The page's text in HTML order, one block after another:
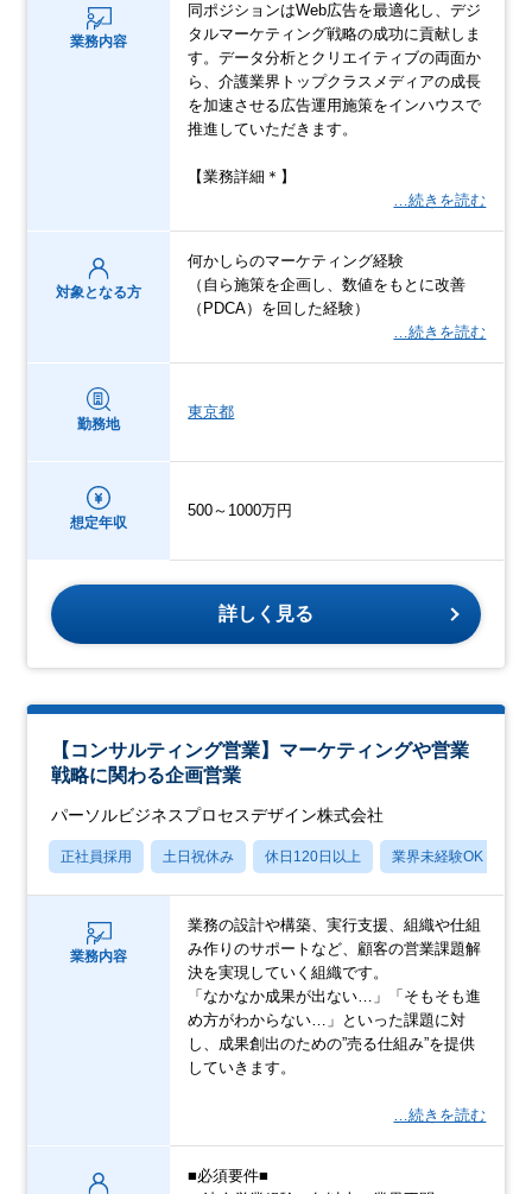
業務内容
同ポジションはWeb広告を最適化し、デジ
タルマーケティング戦略の成功に貢献しま
す。データ分析とクリエイティブの両面か
ら、介護業界トップクラスメディアの成長
を加速させる広告運用施策をインハウスで
推進していただきます。
【業務詳細＊】
…続きを読む
対象となる方
何かしらのマーケティング経験
（自ら施策を企画し、数値をもとに改善
（PDCA）を回した経験）
…続きを読む
勤務地
東京都
想定年収
500～1000万円
詳しく見る
【コンサルティング営業】マーケティングや営業
戦略に関わる企画営業
パーソルビジネスプロセスデザイン株式会社
正社員採用 土日祝休み 休日120日以上 業界未経験OK
業務内容
業務の設計や構築、実行支援、組織や仕組
み作りのサポートなど、顧客の営業課題解
決を実現していく組織です。
「なかなか成果が出ない…」「そもそも進
め方がわからない…」といった課題に対
し、成果創出のための”売る仕組み”を提供
していきます。
…続きを読む
■必須要件■